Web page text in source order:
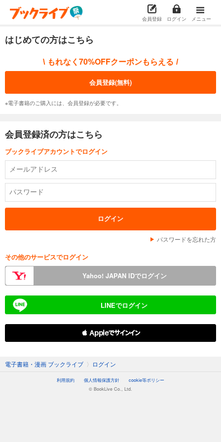
会員登録 ログイン メニュー
はじめての方はこちら
\ もれなく70%OFFクーポンもらえる /
会員登録(無料)
※電子書籍のご購入には、会員登録が必要です。
会員登録済の方はこちら
ブックライブアカウントでログイン
パスワードを忘れた方
その他のサービスでログイン
Yahoo! JAPAN IDでログイン
LINEでログイン
 Appleでサインイン
電子書籍・漫画 ブックライブ 〉 ログイン
利用規約 個人情報保護方針
cookie等ポリシー
© BookLive Co., Ltd.